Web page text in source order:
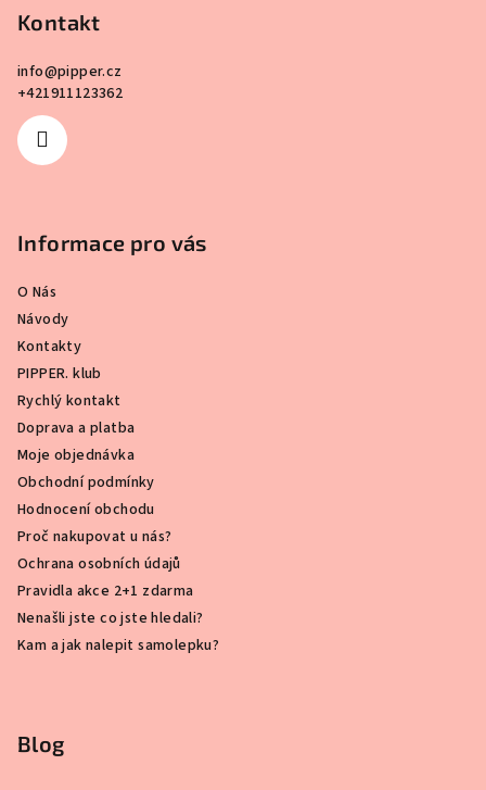
Kontakt
info@pipper.cz
+421911123362
Informace pro vás
O Nás
Návody
Kontakty
PIPPER. klub
Rychlý kontakt
Doprava a platba
Moje objednávka
Obchodní podmínky
Hodnocení obchodu
Proč nakupovat u nás?
Ochrana osobních údajů
Pravidla akce 2+1 zdarma
Nenašli jste co jste hledali?
Kam a jak nalepit samolepku?
Blog